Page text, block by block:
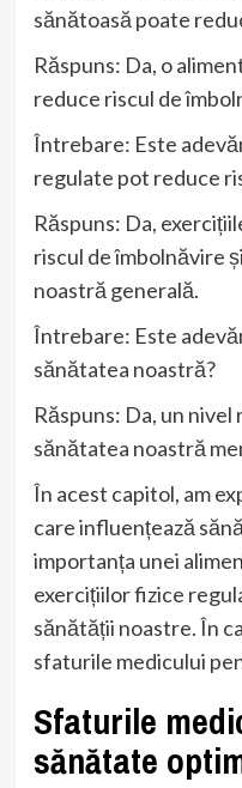
sănătoasă poate
Răspuns: Da, o
reduce riscul de
Întrebare: Este
regulate pot reduce
Răspuns: Da,
riscul de îmbolnăvire
noastră generală.
Întrebare: Este
sănătatea noastră?
Răspuns: Da, un
sănătatea noastră
În acest capitol, am
care influențează
importanța unei
exercițiilor fizice
sănătății noastre. În
sfaturile medicului
Sfaturile
sănătate